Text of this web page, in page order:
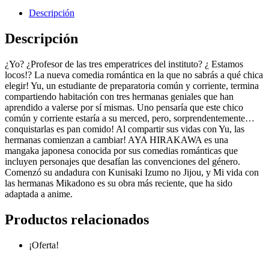
Descripción
Descripción
¿Yo? ¿Profesor de las tres emperatrices del instituto? ¿ Estamos
locos!? La nueva comedia romántica en la que no sabrás a qué chica
elegir! Yu, un estudiante de preparatoria común y corriente, termina
compartiendo habitación con tres hermanas geniales que han
aprendido a valerse por sí mismas. Uno pensaría que este chico
común y corriente estaría a su merced, pero, sorprendentemente…
conquistarlas es pan comido! Al compartir sus vidas con Yu, las
hermanas comienzan a cambiar! AYA HIRAKAWA es una
mangaka japonesa conocida por sus comedias románticas que
incluyen personajes que desafían las convenciones del género.
Comenzó su andadura con Kunisaki Izumo no Jijou, y Mi vida con
las hermanas Mikadono es su obra más reciente, que ha sido
adaptada a anime.
Productos relacionados
¡Oferta!